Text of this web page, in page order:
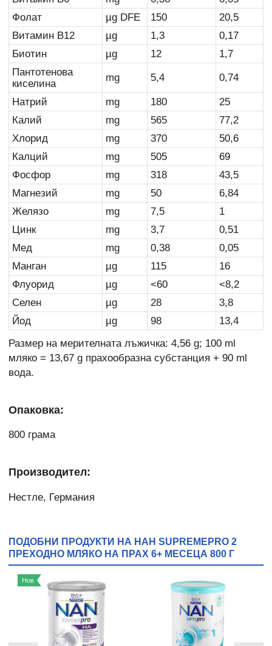
Фолат
µg DFE 150
20,5
Витамин B12
µg 1,3
0,17
Биотин
µg 12
1,7
Пантотенова
киселина
mg 5,4 0,74
Натрий mg 180
25
Калий
mg 565
77,2
Хлорид
mg 370
50,6
Калций
mg 505
69
Фосфор
mg 318
43,5
Магнезий
mg 50
6,84
Желязо
mg 7,5
1
Цинк
mg 3,7
0,51
Мед
mg 0,38
0,05
Манган
µg 115
16
Флуорид
µg <60
<8,2
Селен
µg 28
3,8
Йод
µg 98
13,4
Размер на мерителната лъжичка: 4,56 g; 100 ml
мляко = 13,67 g прахообразна субстанция + 90 ml
вода.
Опаковка:
800 грама
Производител:
Нестле, Германия
ПОДОБНИ ПРОДУКТИ НА НАН SUPREMEPRO 2
ПРЕХОДНО МЛЯКО НА ПРАХ 6+ МЕСЕЦА 800 Г
Нов